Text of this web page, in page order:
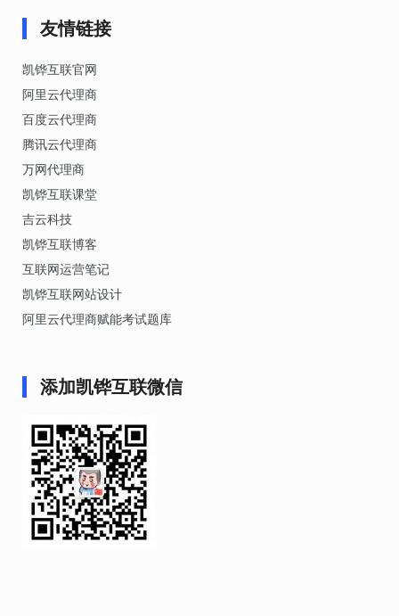
友情链接
凯铧互联官网
阿里云代理商
百度云代理商
腾讯云代理商
万网代理商
凯铧互联课堂
吉云科技
凯铧互联博客
互联网运营笔记
凯铧互联网站设计
阿里云代理商赋能考试题库
添加凯铧互联微信